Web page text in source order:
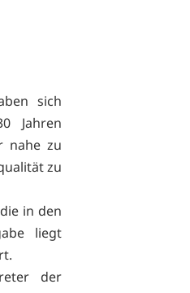
sich
Jahren
nahe zu
zu
in den
liegt
der